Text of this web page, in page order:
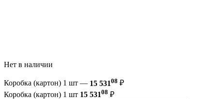
Нет в наличии
Коробка (картон) 1 шт — 15 53108 ₽
Коробка (картон) 1 шт 15 53108 ₽